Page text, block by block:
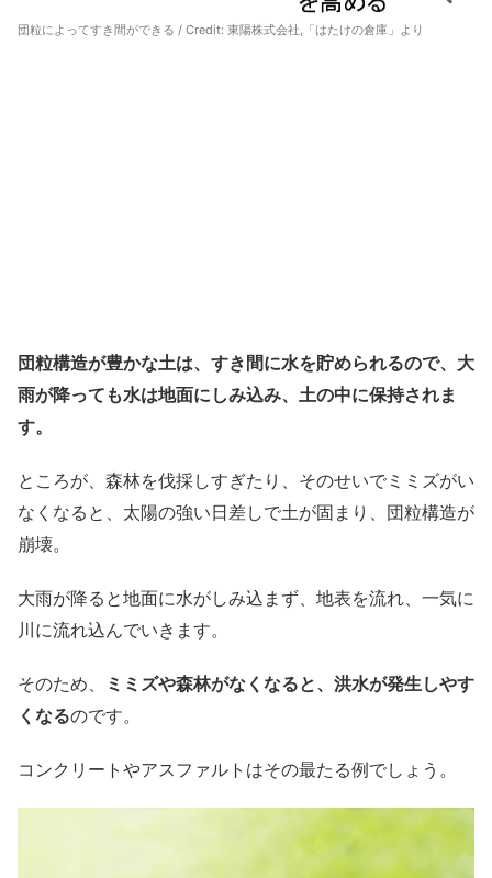
団粒によってすき間ができる / Credit: 東陽株式会社,「はたけの倉庫」より
団粒構造が豊かな土は、すき間に水を貯められるので、大
雨が降っても水は地面にしみ込み、土の中に保持されま
す。
ところが、森林を伐採しすぎたり、そのせいでミミズがい
なくなると、太陽の強い日差しで土が固まり、団粒構造が
崩壊。
大雨が降ると地面に水がしみ込まず、地表を流れ、一気に
川に流れ込んでいきます。
そのため、
ミミズや森林がなくなると、洪水が発生しやす
くなるのです。
コンクリートやアスファルトはその最たる例でしょう。